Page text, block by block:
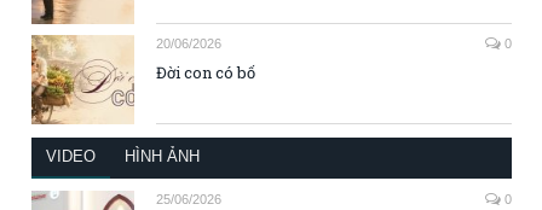
20/06/2026 0
Đời con có bố
VIDEO HÌNH ẢNH
25/06/2026 0